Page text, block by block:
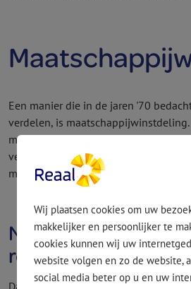
Wij plaatsen cookies om uw bezoek op onze website
makkelijker en persoonlijker te
cookies kunnen wij uw
website volgen en zo de website,
social media beter op u en uw
Een manier die in de jaren '70
verdelen, is maatschappijwinstdeling.
maatschappijwinstdeling bepaalt de
verzekeringsmaatschappij welk deel
mensen met een verzekering wordt
Niet alle
recht op
Dat geldt bijvoorbeeld voor